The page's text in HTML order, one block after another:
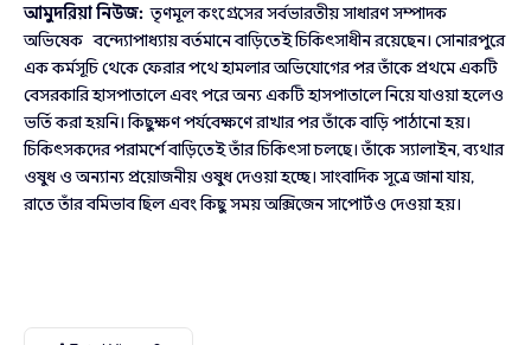
আমুদরিয়া নিউজ: তৃণমূল কংগ্রেসের সর্বভারতীয় সাধারণ সম্পাদক
অভিষেক বন্দ্যোপাধ্যায় বর্তমানে বাড়িতেই চিকিৎসাধীন রয়েছেন। সোনারপুরে
এক কর্মসূচি থেকে ফেরার পথে হামলার অভিযোগের পর তাঁকে প্রথমে একটি
বেসরকারি হাসপাতালে এবং পরে অন্য একটি হাসপাতালে নিয়ে যাওয়া হলেও
ভর্তি করা হয়নি। কিছুক্ষণ পর্যবেক্ষণে রাখার পর তাঁকে বাড়ি পাঠানো হয়।
চিকিৎসকদের পরামর্শে বাড়িতেই তাঁর চিকিৎসা চলছে। তাঁকে স্যালাইন, ব্যথার
ওষুধ ও অন্যান্য প্রয়োজনীয় ওষুধ দেওয়া হচ্ছে। সাংবাদিক সূত্রে জানা যায়,
রাতে তাঁর বমিভাব ছিল এবং কিছু সময় অক্সিজেন সাপোর্টও দেওয়া হয়।